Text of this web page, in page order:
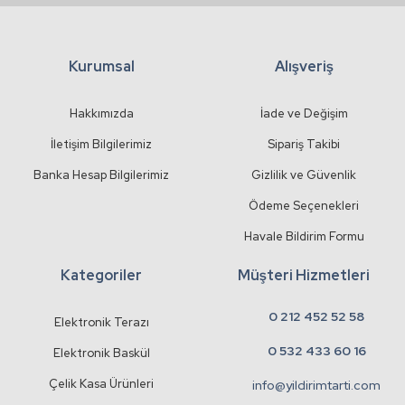
Kurumsal
Hakkımızda
İletişim Bilgilerimiz
Banka Hesap Bilgilerimiz
Alışveriş
İade ve Değişim
Sipariş Takibi
Gizlilik ve Güvenlik
Ödeme Seçenekleri
Havale Bildirim Formu
Kategoriler
Elektronik Terazı
Elektronik Baskül
Çelik Kasa Ürünleri
Müşteri Hizmetleri
0 212 452 52 58
0 532 433 60 16
info@yildirimtarti.com